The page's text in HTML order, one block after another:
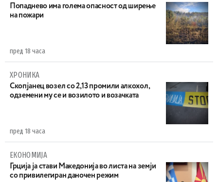
Попаднево има голема опасност од ширење
на пожари
пред 18 часа
ХРОНИКА
Скопјанец возел со 2,13 промили алкохол,
одземени му се и возилото и возачката
пред 18 часа
ЕКОНОМИЈА
Грција ја стави Македонија во листа на земји
со привилегиран даночен режим